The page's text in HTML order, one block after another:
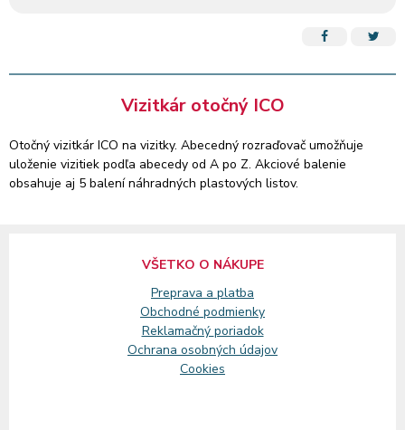
Vizitkár otočný ICO
Otočný vizitkár ICO na vizitky. Abecedný rozraďovač umožňuje
uloženie vizitiek podľa abecedy od A po Z. Akciové balenie
obsahuje aj 5 balení náhradných plastových listov.
VŠETKO O NÁKUPE
Preprava a platba
Obchodné podmienky
Reklamačný poriadok
Ochrana osobných údajov
Cookies